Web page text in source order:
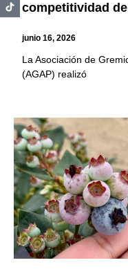
competitividad
junio 16, 2026
La Asociación de
(AGAP) realizó